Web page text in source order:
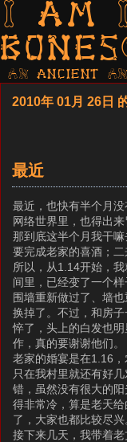
I am
AN ancient
2010年 01月 26日
最近
最近，也快有半个月
网络世界里，也得出来
那到底这半个月我干
要完成老家的喜酒；二
所以，从1.14开始，
间里，已经变了一个
围墙重新做过了、墙
换掉了。不过，和房
悴了，头上的白发也
作，真的要谢谢他们。
老家的婚宴是在1.16
只在我村里就还有好
错，虽然没有很大的
得非常冷，算是老天
了，大家也都比较尽兴
接下来几天，我带着